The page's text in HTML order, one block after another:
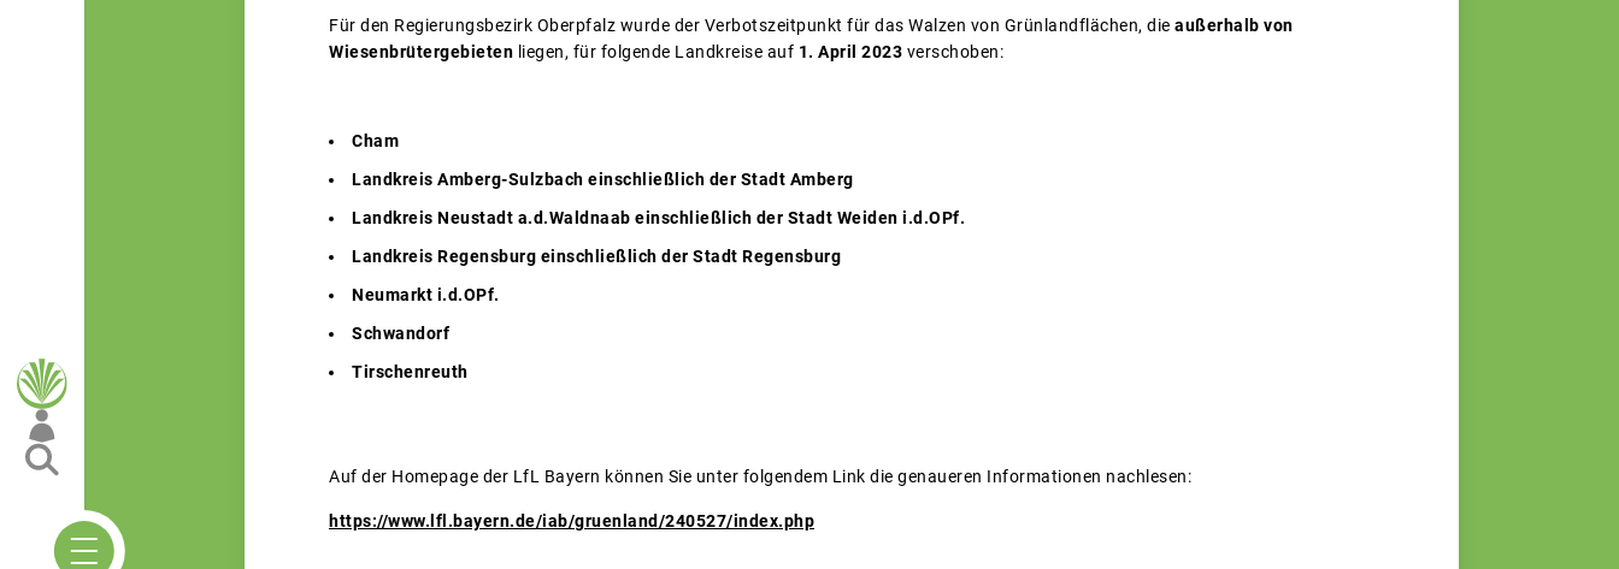
Für den Regierungsbezirk Oberpfalz wurde der Verbotszeitpunkt für das Walzen von Grünlandflächen, die außerhalb von
Wiesenbrütergebieten liegen, für folgende Landkreise auf 1. April 2023 verschoben:
Cham
Landkreis Amberg-Sulzbach einschließlich der Stadt Amberg
Landkreis Neustadt a.d.Waldnaab einschließlich der Stadt Weiden i.d.OPf.
Landkreis Regensburg einschließlich der Stadt Regensburg
Neumarkt i.d.OPf.
Schwandorf
Tirschenreuth
Auf der Homepage der LfL Bayern können Sie unter folgendem Link die genaueren Informationen nachlesen:
https://www.lfl.bayern.de/iab/gruenland/240527/index.php